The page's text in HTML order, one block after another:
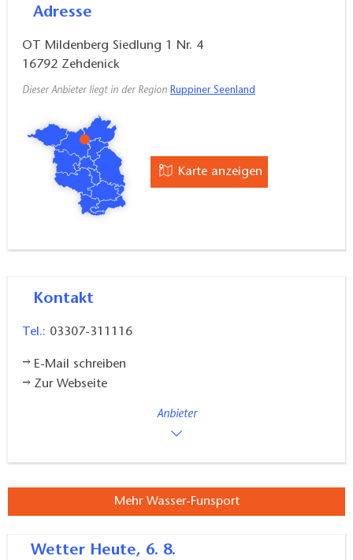
Adresse
OT Mildenberg Siedlung 1 Nr. 4
16792 Zehdenick
Dieser Anbieter liegt in der Region Ruppiner Seenland
Karte anzeigen
Kontakt
Tel.: 03307-311116
E-Mail schreiben
Zur Webseite
Anbieter
Mehr Wasser-Funsport
Wetter Heute, 6. 8.